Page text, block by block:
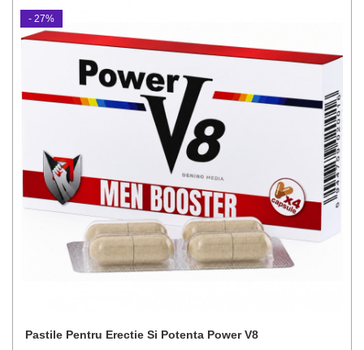
Pastile Pentru Erectie Si Potenta Power V8
- 27%